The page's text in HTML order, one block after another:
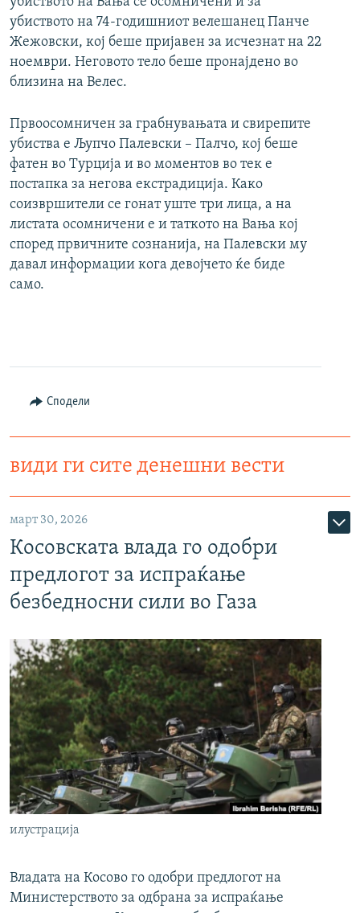
убиството на 74-годишниот велешанец Панче
Жежовски, кој беше пријавен за исчезнат на 22
ноември. Неговото тело беше пронајдено во
близина на Велес.
Првоосомничен за грабнувањата и свирепите
убиства е Љупчо Палевски – Палчо, кој беше
фатен во Турција и во моментов во тек е
постапка за негова екстрадиција. Како
соизвршители се гонат уште три лица, а на
листата осомничени е и таткото на Вања кој
според првичните сознанија, на Палевски му
давал информации кога девојчето ќе биде
само.
Сподели
види ги сите денешни вести
март 30, 2026
Косовската влада го одобри
предлогот за испраќање
безбедносни сили во Газа
илустрација
Владата на Косово го одобри предлогот на
Министерството за одбрана за испраќање